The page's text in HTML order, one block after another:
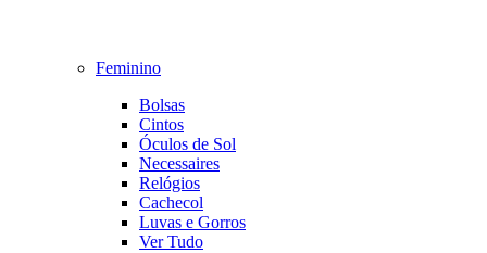
Feminino
Bolsas
Cintos
Óculos de Sol
Necessaires
Relógios
Cachecol
Luvas e Gorros
Ver Tudo